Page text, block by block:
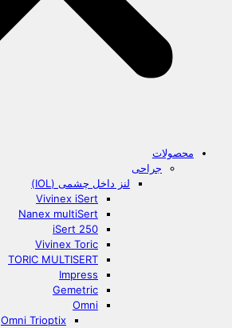
محصولات
جراحی
لنز داخل چشمی (IOL)
Vivinex iSert
Nanex multiSert
iSert 250
Vivinex Toric
TORIC MULTISERT
Impress
Gemetric
Omni
Omni Trioptix